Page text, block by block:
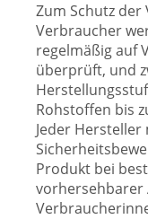
Zum Schutz
Verbraucher
regelmäßig auf
überprüft, und
Rohstoffen bis
Jeder
Produkt bei
vorhersehbarer